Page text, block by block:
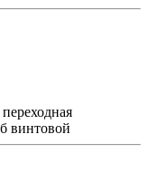
винтовой